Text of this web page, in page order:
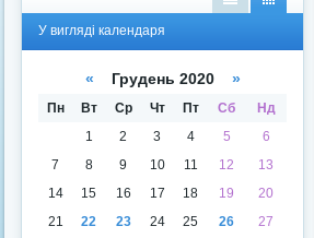
ді
ді
у
У вигляді календаря
« Грудень 2020 »
Пн Вт Ср Чт Пт Сб
Нд
1
2 3 4 5
6
7
8 9 10 11 12
13
14
15 16 17 18 19
20
21
22 23 24 25 26
27